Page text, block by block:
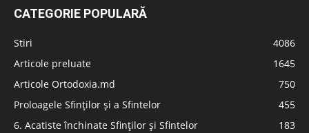
CATEGORIE POPULARĂ
Stiri
4086
Articole preluate
1645
Articole Ortodoxia.md
750
Proloagele Sfinților și a Sfintelor
455
6. Acatiste închinate Sfinților și Sfintelor
183